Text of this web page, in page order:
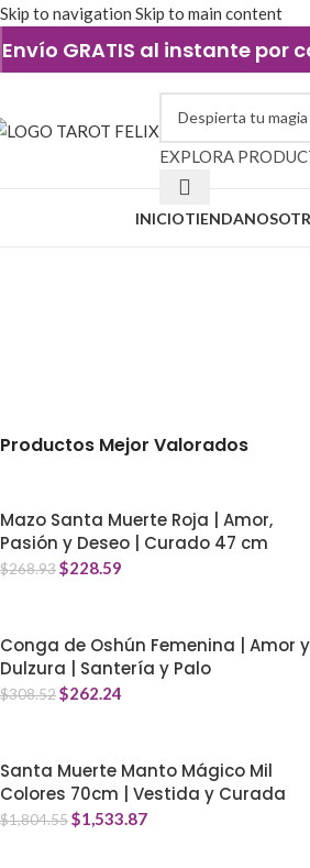
Skip to navigation Skip to main content
Envío GRATIS al instante por
EXPLORA
INICIOTIENDA
Productos Mejor Valorados
Mazo Santa Muerte Roja | Amor,
Pasión y Deseo | Curado 47 cm
$268.93$228.59
Conga de Oshún Femenina | Amor y
Dulzura | Santería y Palo
$308.52$262.24
Santa Muerte Manto Mágico Mil
Colores 70cm | Vestida y Curada
$1,804.55$1,533.87